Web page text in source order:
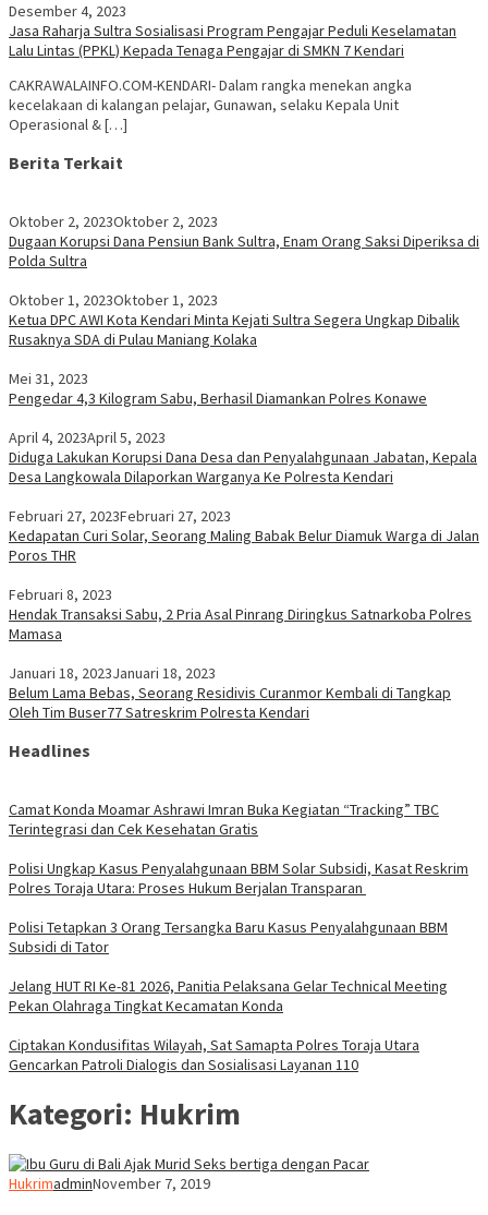
Desember 4, 2023
Jasa Raharja Sultra Sosialisasi Program Pengajar Peduli Keselamatan
Lalu Lintas (PPKL) Kepada Tenaga Pengajar di SMKN 7 Kendari
CAKRAWALAINFO.COM-KENDARI- Dalam rangka menekan angka
kecelakaan di kalangan pelajar, Gunawan, selaku Kepala Unit
Operasional & […]
Berita Terkait
Oktober 2, 2023Oktober 2, 2023
Dugaan Korupsi Dana Pensiun Bank Sultra, Enam Orang Saksi Diperiksa di
Polda Sultra
Oktober 1, 2023Oktober 1, 2023
Ketua DPC AWI Kota Kendari Minta Kejati Sultra Segera Ungkap Dibalik
Rusaknya SDA di Pulau Maniang Kolaka
Mei 31, 2023
Pengedar 4,3 Kilogram Sabu, Berhasil Diamankan Polres Konawe
April 4, 2023April 5, 2023
Diduga Lakukan Korupsi Dana Desa dan Penyalahgunaan Jabatan, Kepala
Desa Langkowala Dilaporkan Warganya Ke Polresta Kendari
Februari 27, 2023Februari 27, 2023
Kedapatan Curi Solar, Seorang Maling Babak Belur Diamuk Warga di Jalan
Poros THR
Februari 8, 2023
Hendak Transaksi Sabu, 2 Pria Asal Pinrang Diringkus Satnarkoba Polres
Mamasa
Januari 18, 2023Januari 18, 2023
Belum Lama Bebas, Seorang Residivis Curanmor Kembali di Tangkap
Oleh Tim Buser77 Satreskrim Polresta Kendari
Headlines
Camat Konda Moamar Ashrawi Imran Buka Kegiatan “Tracking” TBC
Terintegrasi dan Cek Kesehatan Gratis
Polisi Ungkap Kasus Penyalahgunaan BBM Solar Subsidi, Kasat Reskrim
Polres Toraja Utara: Proses Hukum Berjalan Transparan
Polisi Tetapkan 3 Orang Tersangka Baru Kasus Penyalahgunaan BBM
Subsidi di Tator
Jelang HUT RI Ke-81 2026, Panitia Pelaksana Gelar Technical Meeting
Pekan Olahraga Tingkat Kecamatan Konda
Ciptakan Kondusifitas Wilayah, Sat Samapta Polres Toraja Utara
Gencarkan Patroli Dialogis dan Sosialisasi Layanan 110
Kategori: Hukrim
HukrimadminNovember 7, 2019